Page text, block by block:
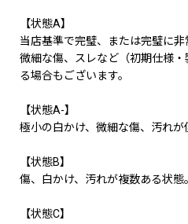
【状態A】
当店基準で完璧、または完璧に非
微細な傷、スレなど（初期仕様
る場合もございます。
【状態A-】
極小の白かけ、微細な傷、汚れが
【状態B】
傷、白かけ、汚れが複数ある状態。
【状態C】